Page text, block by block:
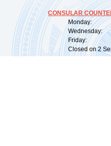
CONSULAR
Monday:
Wednesday:
Friday:
Closed on 2